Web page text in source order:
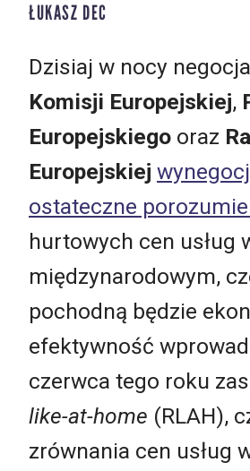
ŁUKASZ DEC
Dzisiaj w nocy
Komisji Europejskiej,
Europejskiego oraz
Europejskiej
ostateczne
hurtowych cen usług
międzynarodowym,
pochodną będzie
efektywność
czerwca tego roku
like-at-home (RLAH),
zrównania cen usług